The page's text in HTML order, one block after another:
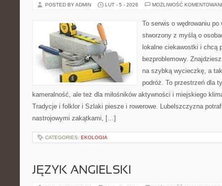
POSTED BY ADMIN LUT - 5 - 2026 MOŻLIWOŚĆ
To serwis o wędrowaniu
stworzony z myślą o
lokalne ciekawostki i chcą
bezproblemowy.
na szybką wycieczkę, a
podróż. To przestrzeń dla
kameralność, ale też dla miłośników aktywności i miejskiego
Tradycje i folklor i Szlaki piesze i rowerowe. Lubelszczyzna
nastrojowymi zakątkami, […]
CATEGORIES: EKOLOGIA
JĘZYK ANGIELSKI